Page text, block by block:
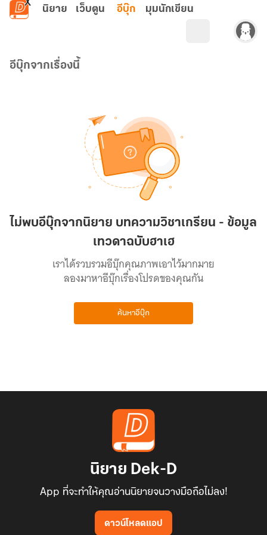
ข้ามไปยังเนื้อหาหลัก
นิยาย เว็บตูน อีบุ๊ก มุมนักเขียน
อีบุ๊กจากเรื่องนี้
ไม่พบอีบุ๊กจากนิยาย บทความวิชาเกรียน - ข้อมูล
เทวดาฉบับฮาเฮ
เราได้รวบรวมอีบุ๊กคุณภาพเอาไว้มากมาย
ลองมาหาอีบุ๊กเรื่องโปรดของคุณกัน
ค้นหาอีบุ๊ก
นิยาย Dek-D
App ที่จะทำให้คุณอ่านนิยายจนวางมือถือไม่ลง!
ดาวน์โหลดแอป